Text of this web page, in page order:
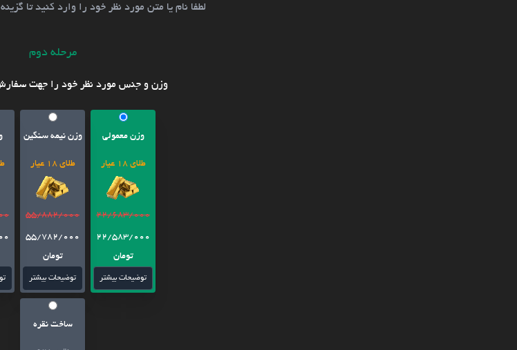
لطفا نام یا متن مورد نظر خود را وارد کنید تا
مرحله دوم
وزن و جنس مورد نظر خود را جهت
وزن معمولی
طلای 18 عیار
22/683/000
22/583/000
تومان
توضیحات بیشتر
وزن نیمه سنگین
طلای 18 عیار
55/882/000
55/782/000
تومان
توضیحات بیشتر
ساخت نقره